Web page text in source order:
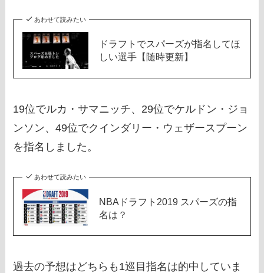
あわせて読みたい
ドラフトでスパーズが指名してほ
しい選手【随時更新】
19位でルカ・サマニッチ、29位でケルドン・ジョ
ンソン、49位でクインダリー・ウェザースプーン
を指名しました。
あわせて読みたい
NBAドラフト2019 スパーズの指
名は？
過去の予想はどちらも1巡目指名は的中していま